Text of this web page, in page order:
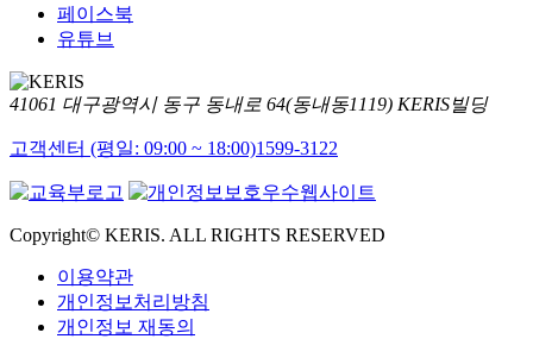
페이스북
유튜브
41061 대구광역시 동구 동내로 64(동내동1119) KERIS빌딩
고객센터 (평일: 09:00 ~ 18:00)1599-3122
Copyright© KERIS. ALL RIGHTS RESERVED
이용약관
개인정보처리방침
개인정보 재동의